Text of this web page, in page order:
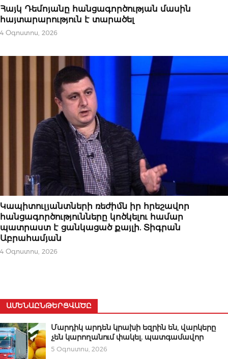
ՀՐԱՊԱՐԱԿԱԽՈՍՈՒԹՅՈՒՆ
Հայկ Դեմոյանը հանցագործության մասին
հայտարարություն է տարածել
4 Օգոստոս, 2026
ՀՐԱՊԱՐԱԿԱԽՈՍՈՒԹՅՈՒՆ
Կապիտուլյանտների ռեժիմն իր հրեշավոր
հանցագործությունները կոծկելու համար
պատրաստ է ցանկացած քայլի. Տիգրան
Աբրահամյան
4 Օգոստոս, 2026
ԱՄԵՆԱԸՆԹԵՐՑՎԱԾԸ
Մարդիկ արդեն կրախի եզրին են, վարկերը
չեն կարողանում փակել. պատգամավոր
5 Օգոստոս, 2026